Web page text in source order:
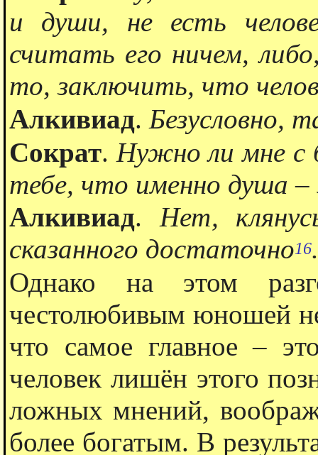
и души, не есть
считать его ничем,
то, заключить, что
Алкивиад. Безусловно,
Сократ. Нужно ли мне с
тебе, что именно душа –
Алкивиад. Нет,
сказанного достаточно16.
Однако на этом
честолюбивым юношей
что самое главное –
человек лишëн этого
ложных мнений,
более богатым. В